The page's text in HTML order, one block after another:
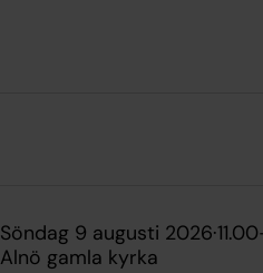
söndag 9 augusti 2026·11.00
Alnö gamla kyrka